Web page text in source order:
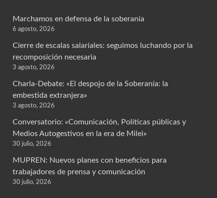
Marchamos en defensa de la soberanía
6 agosto, 2026
Cierre de escalas salariales: seguimos luchando por la
recomposición necesaria
3 agosto, 2026
Charla-Debate: «El despojo de la Soberanía: la
embestida extranjera»
3 agosto, 2026
Conversatorio: «Comunicación, Políticas públicas y
Medios Autogestivos en la era de Milei»
30 julio, 2026
MUPREN: Nuevos planes con beneficios para
trabajadores de prensa y comunicación
30 julio, 2026